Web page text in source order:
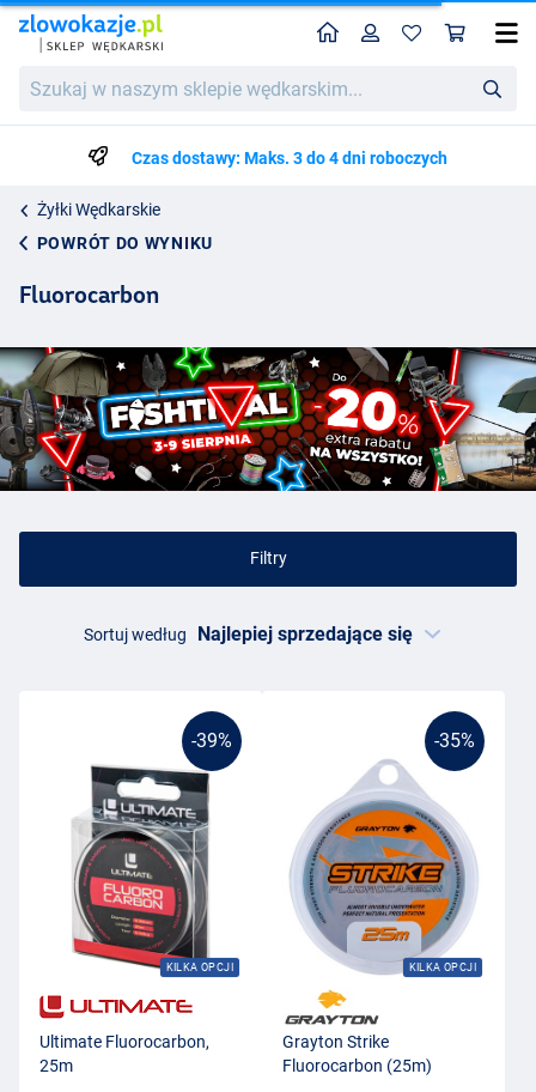
w
wędkarskim...
HomeProfil
Czas dostawy: Maks. 3 do 4 dni roboczych
Żyłki Wędkarskie
POWRÓT DO WYNIKU
Fluorocarbon
Filtry
Sortuj według
-39%
KILKA OPCJI
Ultimate Fluorocarbon,
25m
-35%
KILKA OPCJI
Grayton Strike
Fluorocarbon (25m)